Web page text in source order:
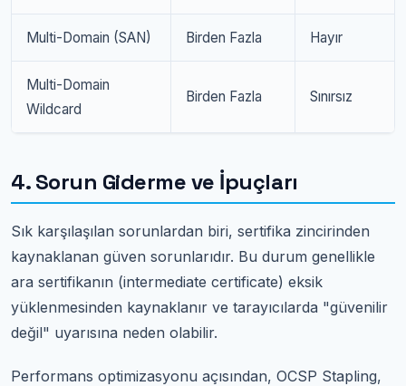
Multi-Domain (SAN) Birden Fazla Hayır
Multi-Domain
Wildcard
Birden Fazla Sınırsız
4. Sorun Giderme ve İpuçları
Sık karşılaşılan sorunlardan biri, sertifika zincirinden
kaynaklanan güven sorunlarıdır. Bu durum genellikle
ara sertifikanın (intermediate certificate) eksik
yüklenmesinden kaynaklanır ve tarayıcılarda "güvenilir
değil" uyarısına neden olabilir.
Performans optimizasyonu açısından, OCSP Stapling,